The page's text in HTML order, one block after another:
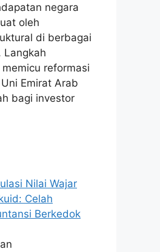
negara
oleh
di berbagai
Langkah
reformasi
Emirat Arab
bagi investor
Nilai Wajar
Celah
Berkedok